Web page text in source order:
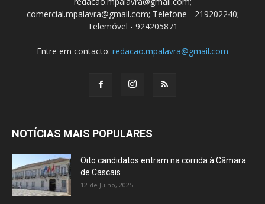
comercial.mpalavra@gmail.com; Telefone - 219202240;
Telemóvel - 924205871
Entre em contacto: redacao.mpalavra@gmail.com
NOTÍCIAS MAIS POPULARES
Oito candidatos entram na corrida à Câmara
de Cascais
12 de Julho, 2025